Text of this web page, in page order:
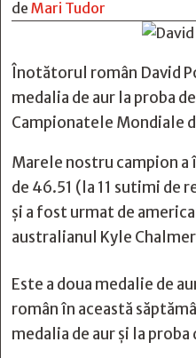
de Mari Tudor
Înotătorul român David
medalia de aur la proba
Campionatele Mondiale
Marele nostru campion a
de 46.51 (la 11 sutimi
și a fost urmat de
australianul Kyle
Este a doua medalie de
român în această
medalia de aur și la